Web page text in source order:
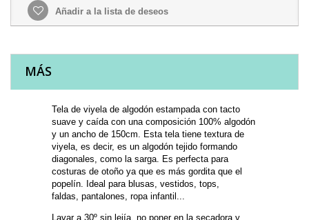
Añadir a la lista de deseos
MÁS
Tela de viyela de algodón estampada con tacto
suave y caída con una composición 100% algodón
y un ancho de 150cm. Esta tela tiene textura de
viyela, es decir, es un algodón tejido formando
diagonales, como la sarga. Es perfecta para
costuras de otoño ya que es más gordita que el
popelín. Ideal para blusas, vestidos, tops,
faldas, pantalones, ropa infantil...
Lavar a 30º sin lejía, no poner en la secadora y